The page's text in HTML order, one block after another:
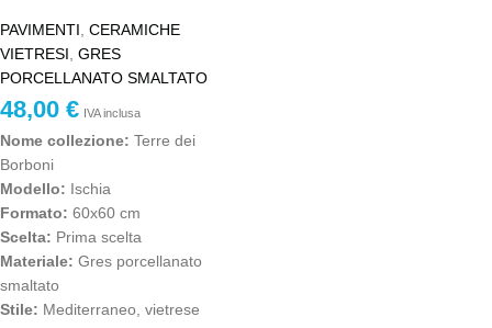
PAVIMENTI CERAMICHE
VIETRESI GRES
PORCELLANATO SMALTATO
48,00 € IVA inclusa
Nome collezione: Terre dei
Borboni
Modello: Ischia
Formato: 60x60 cm
Scelta: Prima scelta
Materiale: Gres porcellanato
smaltato
Stile: Mediterraneo, vietrese